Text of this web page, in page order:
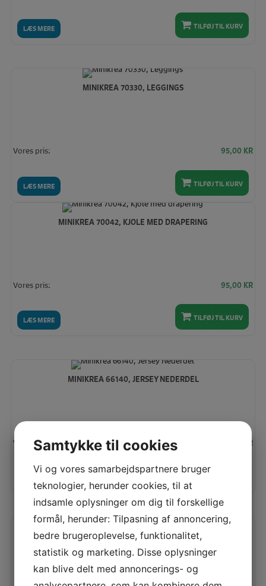
LÆS MERE TILFØJ TIL KURV
MINIKREA 70330, LEGGINGS
LÆS MERE
Vores pris: 95,00 KR
TILFØJ TIL KURV
MINIKREA 70042, KJOLE MED DRAPERING
LÆS MERE
Vores pris: 95,00 KR
TILFØJ TIL KURV
MINIKREA 66140, JERSEY NEDERDEL
LÆS MERE
Vores pris: KR
TILFØJ TIL KURV
MINIKREA 70060, LØS MIDI KJOLE
Samtykke til cookies
Vi og vores samarbejdspartnere bruger
teknologier, herunder cookies, til at
indsamle oplysninger om dig til forskellige
formål, herunder: Tilpasning af annoncering,
bedre brugeroplevelse, funktionalitet,
statistik og marketing. Disse oplysninger
kan blive delt med annoncerings- og